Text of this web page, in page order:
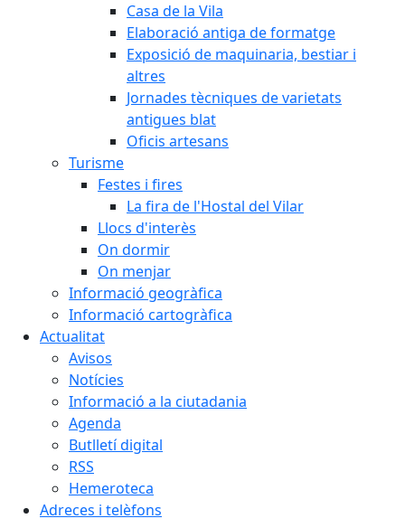
Casa de la Vila
Elaboració antiga de formatge
Exposició de maquinaria, bestiar i
altres
Jornades tècniques de varietats
antigues blat
Oficis artesans
Turisme
Festes i fires
La fira de l'Hostal del Vilar
Llocs d'interès
On dormir
On menjar
Informació geogràfica
Informació cartogràfica
Actualitat
Avisos
Notícies
Informació a la ciutadania
Agenda
Butlletí digital
RSS
Hemeroteca
Adreces i telèfons